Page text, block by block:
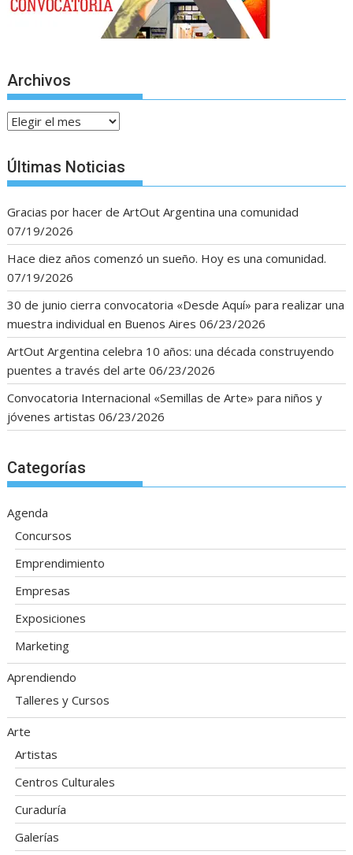
Archivos
Archivos
Últimas Noticias
Gracias por hacer de ArtOut Argentina una comunidad
07/19/2026
Hace diez años comenzó un sueño. Hoy es una comunidad.
07/19/2026
30 de junio cierra convocatoria «Desde Aquí» para realizar una
muestra individual en Buenos Aires 06/23/2026
ArtOut Argentina celebra 10 años: una década construyendo
puentes a través del arte 06/23/2026
Convocatoria Internacional «Semillas de Arte» para niños y
jóvenes artistas 06/23/2026
Categorías
Agenda
Concursos
Emprendimiento
Empresas
Exposiciones
Marketing
Aprendiendo
Talleres y Cursos
Arte
Artistas
Centros Culturales
Curaduría
Galerías